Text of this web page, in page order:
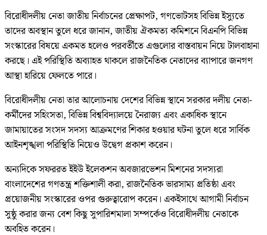
বিরোধীদলীয় নেতা জাতীয় নির্বাচনের প্রেক্ষাপট, গণভোটসহ বিভিন্ন ইস্যুতে
তাদের অবস্থান তুলে ধরে জানান, জাতীয় ঐকমত্য কমিশনে বিএনপি বিভিন্ন
সংস্কারের বিষয়ে একমত হলেও পরবর্তীতে এগুলোর বাস্তবায়ন নিয়ে টালবাহানা
করছে। এই পরিস্থিতি অব্যাহত থাকলে রাজনৈতিক নেতাদের ব্যাপারে জনগণ
আস্থা হারিয়ে ফেলতে পারে।
বিরোধীদলীয় নেতা তার আলোচনায় দেশের বিভিন্ন স্থানে সরকার দলীয় নেতা-
কর্মীদের সহিংসতা, বিভিন্ন বিশ্ববিদ্যালয়ে নৈরাজ্য এবং একাধিক স্থানে
জামায়াতের সংসদ সদস্য আক্রমণের শিকার হওয়ার ঘটনা তুলে ধরে সার্বিক
আইনশৃঙ্খলা পরিস্থিতি নিয়েও উদ্বেগ প্রকাশ করেন।
অন্যদিকে সফররত ইইউ ইলেকশন অবজারভেশন মিশনের সদস্যরা
বাংলাদেশের গণতন্ত্র শক্তিশালী করা, রাজনৈতিক ভারসাম্য প্রতিষ্ঠা এবং
প্রয়োজনীয় সংস্কারের ওপর গুরুত্বারোপ করেন। একইসাথে আগামী নির্বাচন
সুষ্ঠু করার জন্য বেশ কিছু সুপারিশমালা সম্পর্কেও বিরোধীদলীয় নেতাকে
অবহিত করেন।